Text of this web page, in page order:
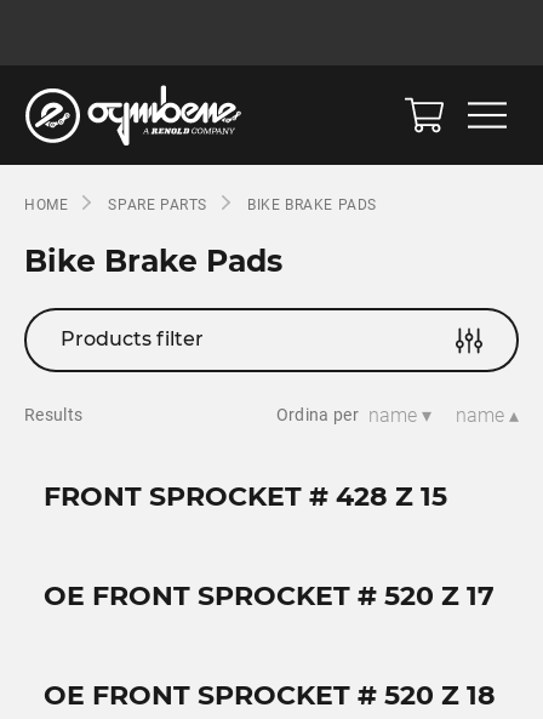
HOME SPARE PARTS BIKE BRAKE PADS
Bike Brake Pads
Products filter
Results Ordina per name ▾ name ▴
FRONT SPROCKET # 428 Z 15
OE FRONT SPROCKET # 520 Z 17
OE FRONT SPROCKET # 520 Z 18